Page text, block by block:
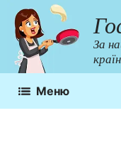
Перейти
до
контенту
За
Меню